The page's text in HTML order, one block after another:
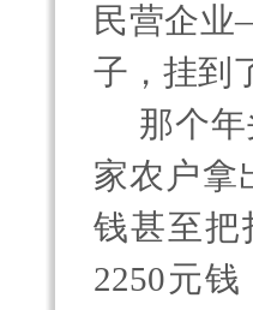
民营企
子，挂到
那个
家农户拿
钱甚至把
2250元钱